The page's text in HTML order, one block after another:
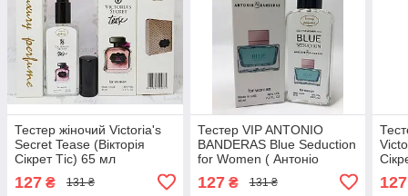
Тестер жіночий Victoria's
Secret Tease (Вікторія
Сікрет Тіс) 65 мл
127 ₴ 131 ₴
Тестер VIP ANTONIO
BANDERAS Blue Seduction
for Women ( Антоніо
Бандерас Блю Седакшен)
65 мл
127₴ 131 ₴ 127